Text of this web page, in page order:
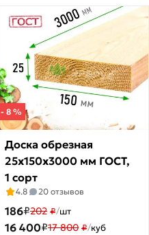
- 8 %
Доска обрезная
25х150х3000 мм ГОСТ,
1 сорт
4.8 20 отзывов
186₽202 ₽/шт
16 400₽17 800 ₽/куб